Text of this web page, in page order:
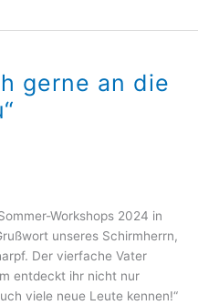
gerne an die
Workshops 2024 in
unseres Schirmherrn,
Der vierfache Vater
entdeckt ihr nicht nur
viele neue Leute kennen!“